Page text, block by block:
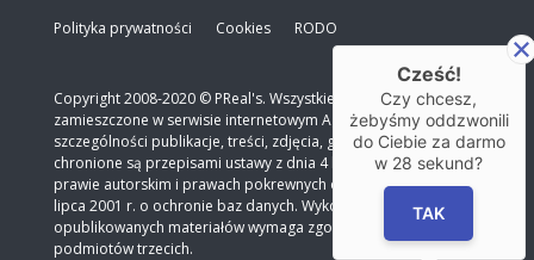
Polityka prywatności Cookies RODO
Copyright 2008-2020 © PReal's. Wszystkie materiały
zamieszczone w serwisie internetowym Agencji, w
szczególności publikacje, treści, zdjęcia, grafiki, pliki wideo,
chronione są przepisami ustawy z dnia 4 lutego 1994 r. o
prawie autorskim i prawach pokrewnych oraz ustawy z dnia 27
lipca 2001 r. o ochronie baz danych. Wykorzystanie
opublikowanych materiałów wymaga zgody autora lub
podmiotów trzecich.
Cześć!
Czy chcesz,
żebyśmy oddzwonili
do Ciebie za darmo
w 28 sekund?
TAK